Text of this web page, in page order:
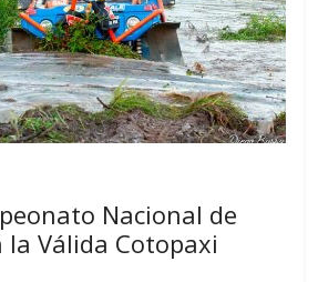
Nacional de
Válida Cotopaxi